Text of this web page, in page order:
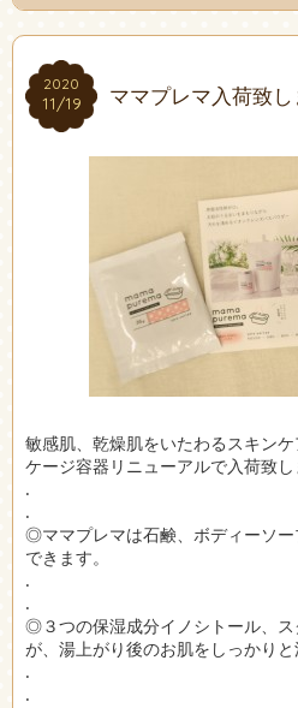
2020
11/19
2020
11/19 ママプレマ入荷致し
敏感肌、乾燥肌をいたわるスキン
ケージ容器リニューアルで入荷致し
.
.
◎ママプレマは石鹸、ボディーソ
できます。
.
.
◎３つの保湿成分イノシトール、
が、湯上がり後のお肌をしっかりと
.
.